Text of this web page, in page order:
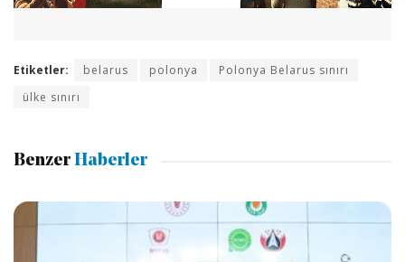
Etiketler: belarus polonya
Polonya Belarus sınırı
ülke sınırı
Benzer Haberler